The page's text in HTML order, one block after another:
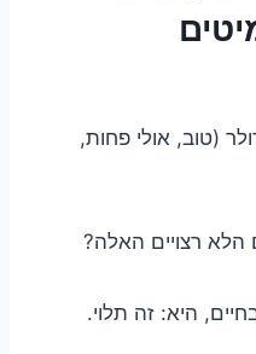
(טוב, אולי פחות,
הלא רצויים האלה?
היא: זה תלוי.